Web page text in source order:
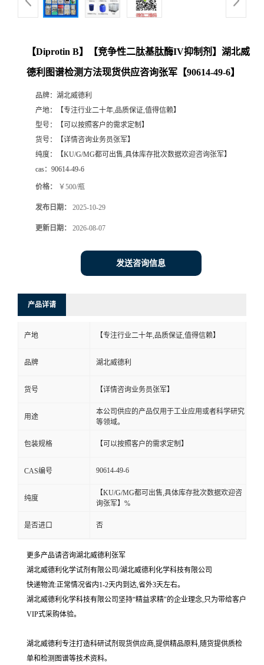
【Diprotin B】【竞争性二肽基肽酶IV抑制剂】湖北威
德利图谱检测方法现货供应咨询张军【90614-49-6】
品牌： 湖北威德利
产地：
【专注行业二十年,品质保证,值得信赖】
型号：
【可以按照客户的需求定制】
货号：
【详情咨询业务员张军】
纯度：
【KU/G/MG都可出售,具体库存批次数据欢迎咨询张军】
cas： 90614-49-6
价格： ￥500/瓶
发布日期： 2025-10-29
更新日期： 2026-08-07
发送咨询信息
产品详请
产地 【专注行业二十年,品质保证,值得信赖】
品牌 湖北威德利
货号 【详情咨询业务员张军】
用途
本公司供应的产品仅用于工业应用或者科学研究
等领域。
包装规格 【可以按照客户的需求定制】
CAS编号 90614-49-6
纯度
【KU/G/MG都可出售,具体库存批次数据欢迎咨
询张军】%
是否进口 否
更多产品请咨询湖北威德利张军
湖北威德利化学试剂有限公司/湖北威德利化学科技有限公司
快递物流:正常情况省内1-2天内到达,省外3天左右。
湖北威德利化学科技有限公司坚持“精益求精"的企业理念,只为带给客户
VIP式采购体验。
湖北威德利专注打造科研试剂现货供应商,提供精品原料,随货提供质检
单和检测图谱等技术资料。